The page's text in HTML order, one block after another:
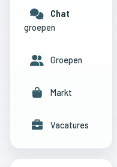
Chat
groepen
Groepen
Markt
Vacatures